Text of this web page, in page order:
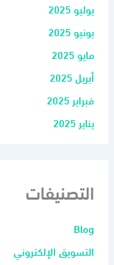
يوليو 2025
يونيو 2025
مايو 2025
أبريل 2025
فبراير 2025
يناير 2025
التصنيفات
Blog
التسويق الإلكتروني